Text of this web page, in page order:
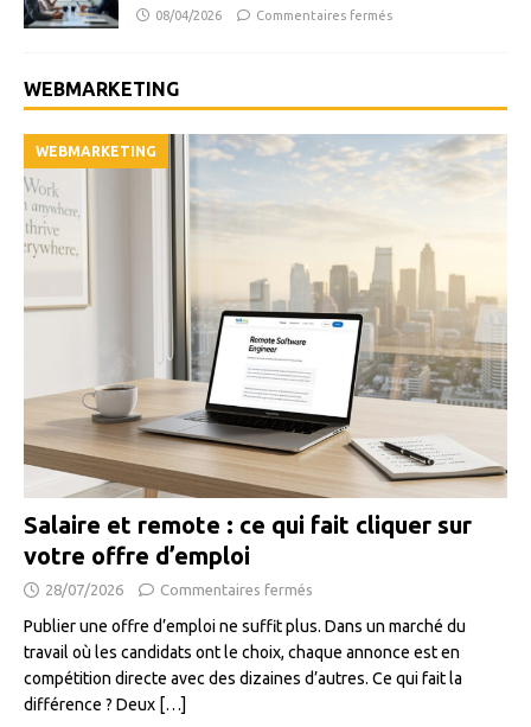
08/04/2026 Commentaires fermés
WEBMARKETING
Salaire et remote : ce qui fait cliquer sur
votre offre d’emploi
WEBMARKETING
28/07/2026 Commentaires fermés
Publier une offre d’emploi ne suffit plus. Dans un marché du
travail où les candidats ont le choix, chaque annonce est en
compétition directe avec des dizaines d’autres. Ce qui fait la
différence ? Deux […]